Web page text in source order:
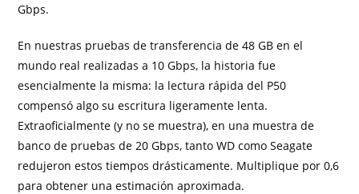
Gbps.
En nuestras pruebas de transferencia de 48 GB en el
mundo real realizadas a 10 Gbps, la historia fue
esencialmente la misma: la lectura rápida del P50
compensó algo su escritura ligeramente lenta.
Extraoficialmente (y no se muestra), en una muestra de
banco de pruebas de 20 Gbps, tanto WD como Seagate
redujeron estos tiempos drásticamente. Multiplique por 0,6
para obtener una estimación aproximada.